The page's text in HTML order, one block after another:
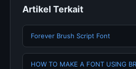
Artikel Terkait
Forever Brush Script Font
HOW TO MAKE A FONT USING